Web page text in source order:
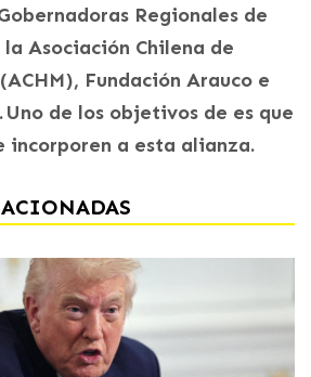
Regionales de
Asociación Chilena de
Fundación Arauco e
de los objetivos de es que
incorporen a esta alianza.